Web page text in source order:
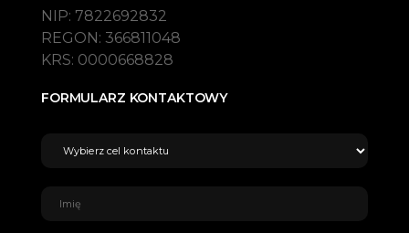
NIP: 7822692832
REGON: 366811048
KRS: 0000668828
FORMULARZ KONTAKTOWY